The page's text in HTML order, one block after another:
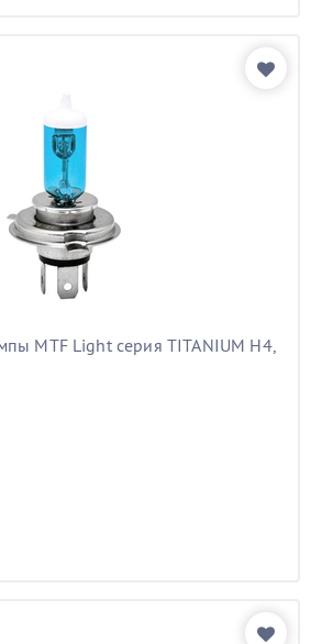
MTF Light серия TITANIUM H4,